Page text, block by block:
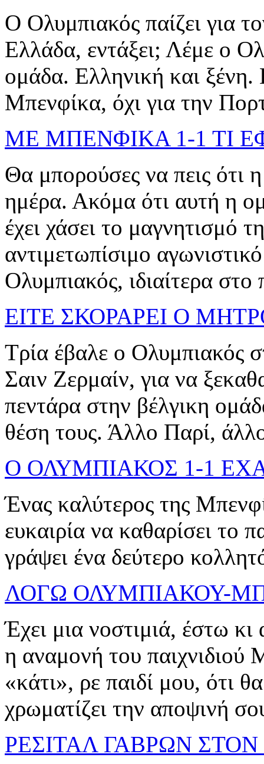
Ο Ολυμπιακός παίζει για
Ελλάδα, εντάξει; Λέμε ο
ομάδα. Ελληνική και ξένη.
Μπενφίκα, όχι για την
ΜΕ ΜΠΕΝΦΙΚΑ 1-1 ΤΙ
Θα μπορούσες να πεις ότι
ημέρα. Ακόμα ότι αυτή η
έχει χάσει το μαγνητισμό
αντιμετωπίσιμο
Ολυμπιακός, ιδιαίτερα
ΕΙΤΕ ΣΚΟΡΑΡΕΙ Ο
Τρία έβαλε ο Ολυμπιακός
Σαιν Ζερμαίν, για να
πεντάρα στην βέλγικη
θέση τους. Άλλο Παρί,
Ο ΟΛΥΜΠΙΑΚΟΣ 1-1
Ένας καλύτερος της
ευκαιρία να καθαρίσει το
γράψει ένα δεύτερο
ΛΟΓΩ ΟΛΥΜΠΙΑΚΟΥ-
Έχει μια νοστιμιά, έστω κι
η αναμονή του παιχνιδιού
«κάτι», ρε παιδί μου, ότι
χρωματίζει την αποψινή
ΡΕΣΙΤΑΛ ΓΑΒΡΩΝ